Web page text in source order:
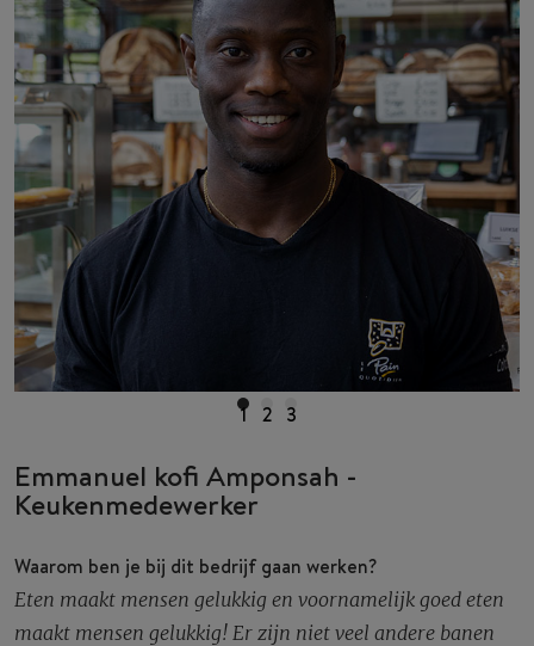
1 2 3
Emmanuel kofi Amponsah -
Keukenmedewerker
Waarom ben je bij dit bedrijf gaan werken?
Eten maakt mensen gelukkig en voornamelijk goed eten
maakt mensen gelukkig! Er zijn niet veel andere banen